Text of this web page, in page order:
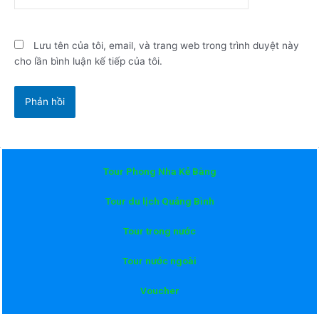
Lưu tên của tôi, email, và trang web trong trình duyệt này
cho lần bình luận kế tiếp của tôi.
Tour Phong Nha Kẻ Bàng
Tour du lịch Quảng Bình
Tour trong nước
Tour nước ngoài
Voucher